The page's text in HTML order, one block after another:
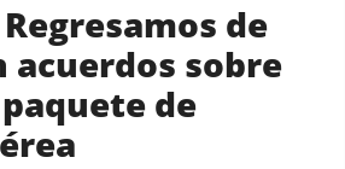
de
acuerdos sobre
de